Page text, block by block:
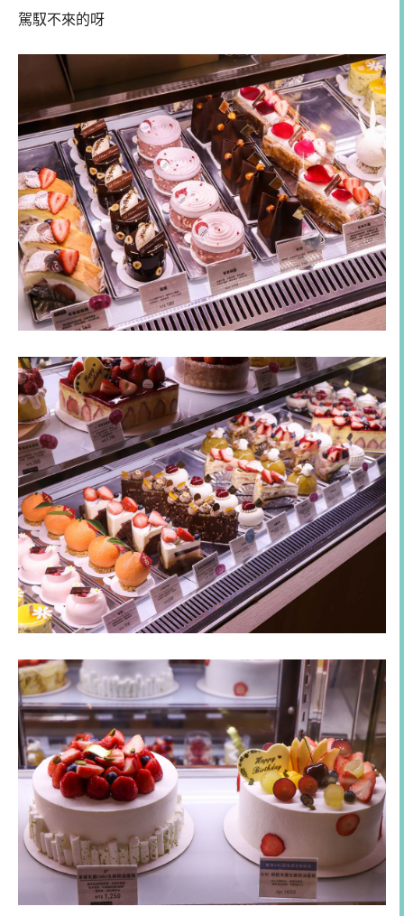
駕馭不來的呀